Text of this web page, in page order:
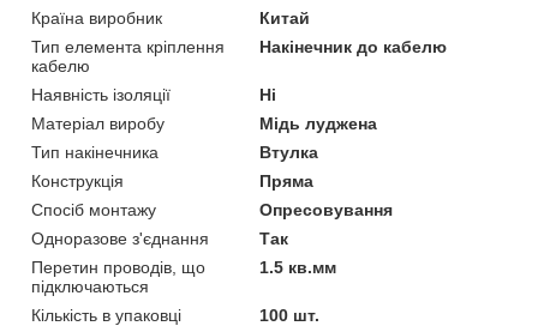
Країна виробник
Китай
Тип елемента кріплення
кабелю
Накінечник до кабелю
Наявність ізоляції
Ні
Матеріал виробу
Мідь луджена
Тип накінечника
Втулка
Конструкція
Пряма
Спосіб монтажу
Опресовування
Одноразове з'єднання
Так
Перетин проводів, що
підключаються
1.5 кв.мм
Кількість в упаковці
100 шт.